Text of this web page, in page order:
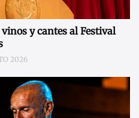
y cantes al Festival
2026